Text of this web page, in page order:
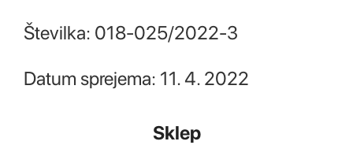
Številka: 018-025/2022-3
Datum sprejema: 11. 4. 2022
Sklep